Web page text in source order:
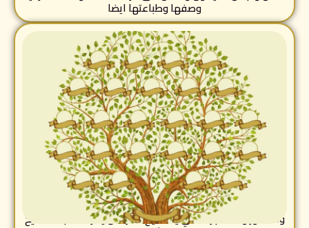
شجرة العائلة
اخراج مجلات وكتب مجموعا فيها أصول القبائل والانسان
والحضور والمشجرات كي يستطيع المرء ان يعرف نسبه الصحيح
من غير شك ولا ريب